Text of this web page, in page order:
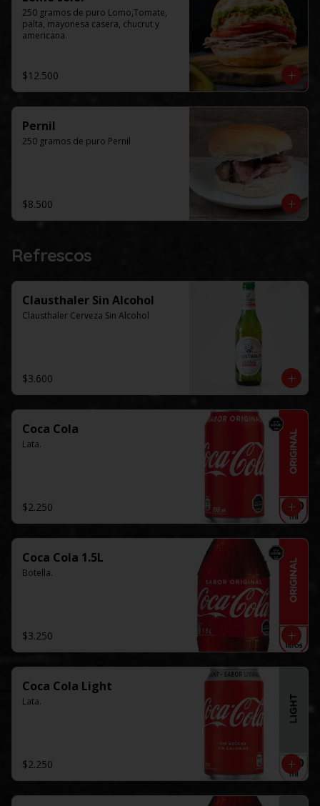
250 gramos de puro Lomo,Tomate,
palta, mayonesa casera, chucrut y
americana.
$12.500
Pernil
250 gramos de puro Pernil
$8.500
Refrescos
Clausthaler Sin Alcohol
Clausthaler Cerveza Sin Alcohol
$3.600
Coca Cola
Lata.
$2.250
Coca Cola 1.5L
Botella.
$3.250
Coca Cola Light
Lata.
$2.250